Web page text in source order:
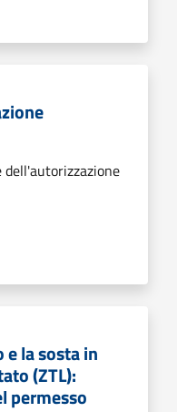
la sosta in
(ZTL):
permesso